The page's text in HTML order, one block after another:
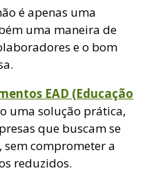
é apenas uma
uma maneira de
e o bom
EAD (Educação
uma solução prática,
que buscam se
comprometer a
reduzidos.